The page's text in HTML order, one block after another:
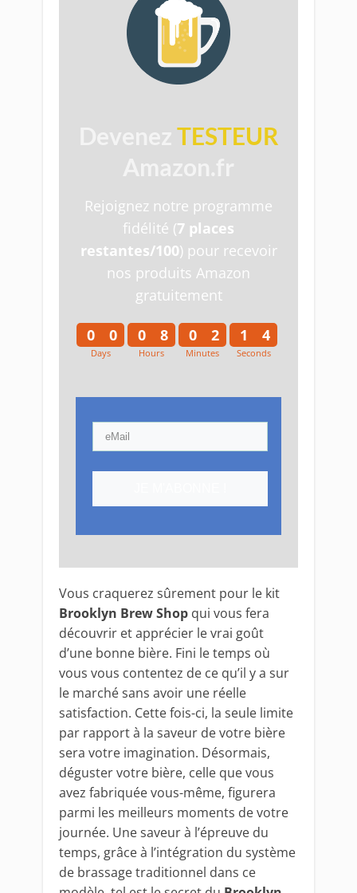
TESTEUR
Rejoignez notre programme
fidélité (7 places
restantes/100) pour recevoir
nos produits Amazon
gratuitement
0
0
0
0Days
0
0
8
8
Hours
0
0
2
2
Minutes
1
1
4
5
Seconds
Vous craquerez sûrement pour le kit
Brooklyn Brew Shop qui vous fera
découvrir et apprécier le vrai goût
d’une bonne bière. Fini le temps où
vous vous contentez de ce qu’il y a sur
le marché sans avoir une réelle
satisfaction. Cette fois-ci, la seule limite
par rapport à la saveur de votre bière
sera votre imagination. Désormais,
déguster votre bière, celle que vous
avez fabriquée vous-même, figurera
parmi les meilleurs moments de votre
journée. Une saveur à l’épreuve du
temps, grâce à l’intégration du système
de brassage traditionnel dans ce